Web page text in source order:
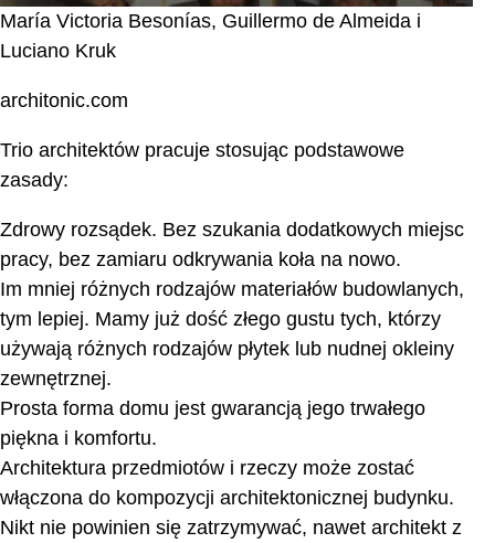
María Victoria Besonías, Guillermo de Almeida i
Luciano Kruk
architonic.com
Trio architektów pracuje stosując podstawowe
zasady:
Zdrowy rozsądek. Bez szukania dodatkowych miejsc
pracy, bez zamiaru odkrywania koła na nowo.
Im mniej różnych rodzajów materiałów budowlanych,
tym lepiej. Mamy już dość złego gustu tych, którzy
używają różnych rodzajów płytek lub nudnej okleiny
zewnętrznej.
Prosta forma domu jest gwarancją jego trwałego
piękna i komfortu.
Architektura przedmiotów i rzeczy może zostać
włączona do kompozycji architektonicznej budynku.
Nikt nie powinien się zatrzymywać, nawet architekt z